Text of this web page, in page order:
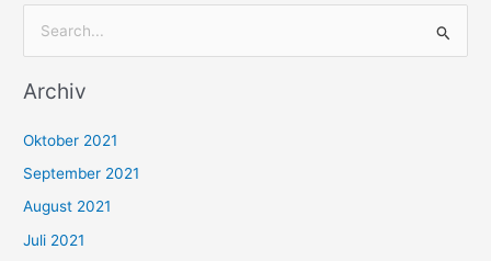
c
n
n
a
Archiv
Oktober 2021
September 2021
August 2021
Juli 2021